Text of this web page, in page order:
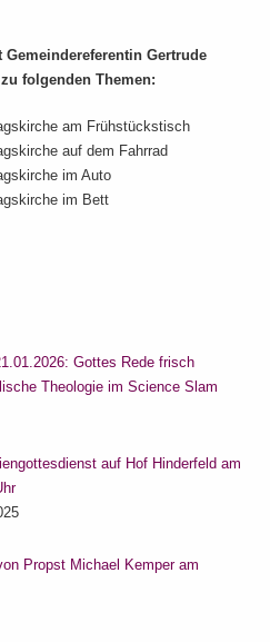
Gertrude
folgenden Themen:
am Frühstückstisch
auf dem Fahrrad
im Auto
im Bett
Gottes Rede frisch
Theologie im Science Slam
auf Hof Hinderfeld am
Propst Michael Kemper am